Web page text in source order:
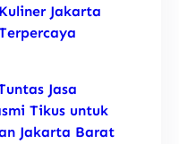
Jakarta
Jasa
Tikus untuk
Jakarta Barat